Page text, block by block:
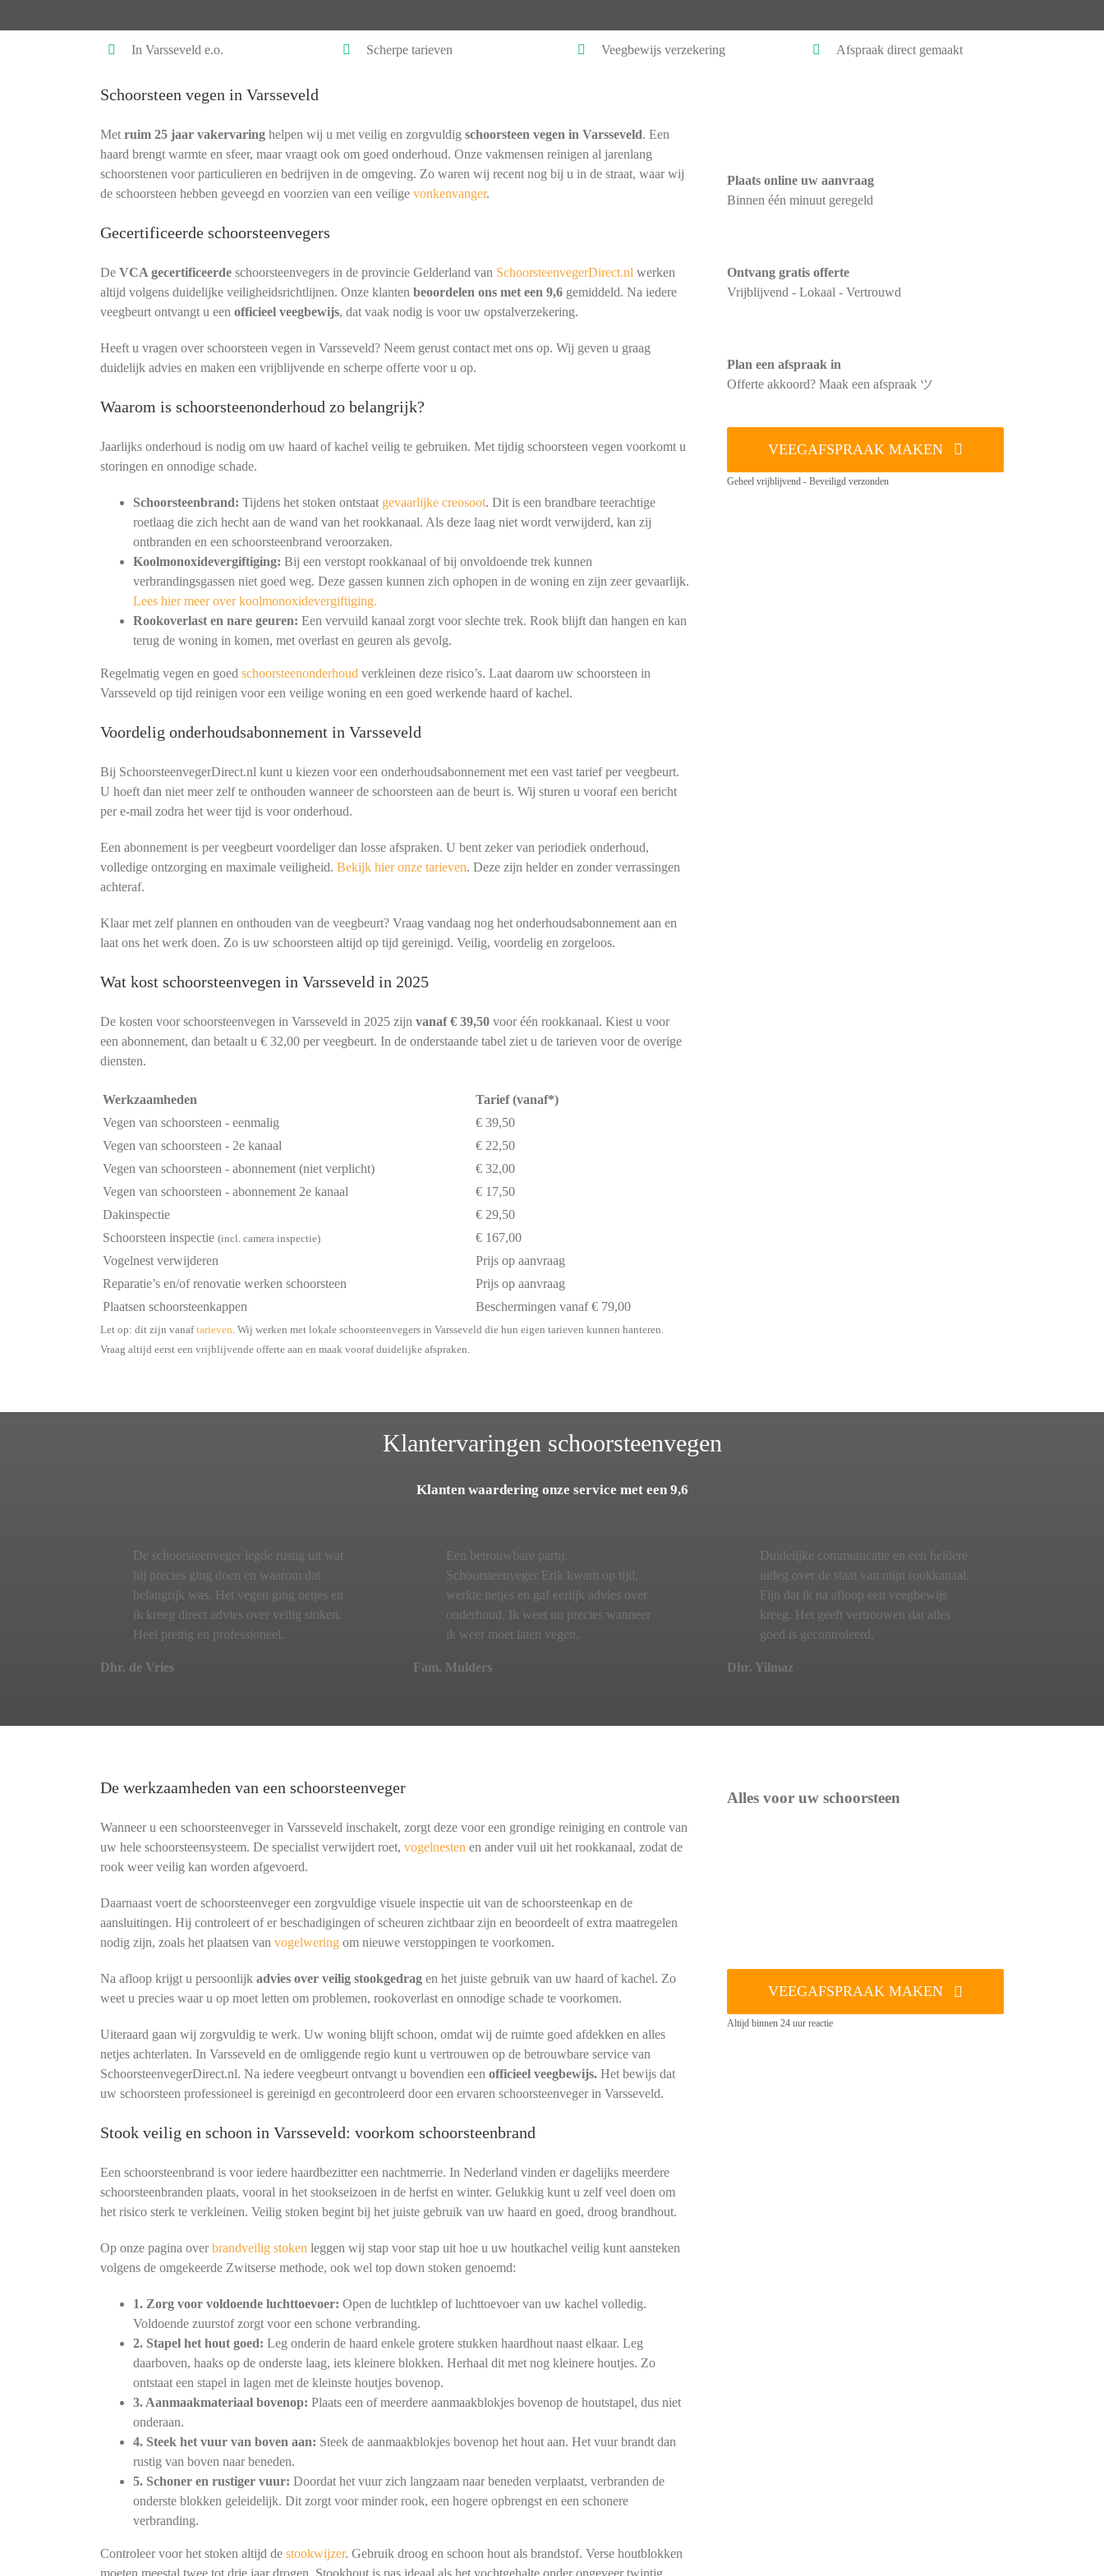
In Varsseveld e.o. Scherpe tarieven Veegbewijs verzekering Afspraak direct gemaakt
Schoorsteen vegen in Varsseveld
Met ruim 25 jaar vakervaringhelpen wij u met veilig en zorgvuldig schoorsteen vegen in Varsseveld. Een
haard brengt warmte en sfeer, maar vraagt ook om goed onderhoud. Onze vakmensen reinigen al jarenlang
schoorstenen voor particulieren en bedrijven in de omgeving. Zo waren wij recent nog bij u in de straat, waar wij
de schoorsteen hebben geveegd en voorzien van een veilige vonkenvanger.
Gecertificeerde schoorsteenvegers
De VCA gecertificeerdeschoorsteenvegers in de provincie Gelderland van SchoorsteenvegerDirect.nl werken
altijd volgens duidelijke veiligheidsrichtlijnen. Onze klanten beoordelen ons met een 9,6gemiddeld. Na iedere
veegbeurt ontvangt u een officieel veegbewijs, dat vaak nodig is voor uw opstalverzekering.
Heeft u vragen over schoorsteen vegen in Varsseveld? Neem gerust contact met ons op. Wij geven u graag
duidelijk advies en maken een vrijblijvende en scherpe offerte voor u op.
Waarom is schoorsteenonderhoud zo belangrijk?
Jaarlijks onderhoud is nodig om uw haard of kachel veilig te gebruiken. Met tijdig schoorsteen vegen voorkomt u
storingen en onnodige schade.
Schoorsteenbrand: Tijdens het stoken ontstaat gevaarlijke creosoot. Dit is een brandbare teerachtige
roetlaag die zich hecht aan de wand van het rookkanaal. Als deze laag niet wordt verwijderd, kan zij
ontbranden en een schoorsteenbrand veroorzaken.
Koolmonoxidevergiftiging: Bij een verstopt rookkanaal of bij onvoldoende trek kunnen
verbrandingsgassen niet goed weg. Deze gassen kunnen zich ophopen in de woning en zijn zeer gevaarlijk.
Lees hier meer over koolmonoxidevergiftiging.
Rookoverlast en nare geuren: Een vervuild kanaal zorgt voor slechte trek. Rook blijft dan hangen en kan
terug de woning in komen, met overlast en geuren als gevolg.
Regelmatig vegen en goed schoorsteenonderhoud verkleinen deze risico’s. Laat daarom uw schoorsteen in
Varsseveld op tijd reinigen voor een veilige woning en een goed werkende haard of kachel.
Voordelig onderhoudsabonnement in Varsseveld
Bij SchoorsteenvegerDirect.nl kunt u kiezen voor een onderhoudsabonnement met een vast tarief per veegbeurt.
U hoeft dan niet meer zelf te onthouden wanneer de schoorsteen aan de beurt is. Wij sturen u vooraf een bericht
per e-mail zodra het weer tijd is voor onderhoud.
Een abonnement is per veegbeurt voordeliger dan losse afspraken. U bent zeker van periodiek onderhoud,
volledige ontzorging en maximale veiligheid. Bekijk hier onze tarieven. Deze zijn helder en zonder verrassingen
achteraf.
Klaar met zelf plannen en onthouden van de veegbeurt? Vraag vandaag nog het onderhoudsabonnement aan en
laat ons het werk doen. Zo is uw schoorsteen altijd op tijd gereinigd. Veilig, voordelig en zorgeloos.
Wat kost schoorsteenvegen in Varsseveld in 2025
De kosten voor schoorsteenvegen in Varsseveld in 2025 zijn vanaf € 39,50voor één rookkanaal. Kiest u voor
een abonnement, dan betaalt u € 32,00 per veegbeurt. In de onderstaande tabel ziet u de tarieven voor de overige
diensten.
Werkzaamheden
Tarief (vanaf*)
Vegen van schoorsteen - eenmalig
€ 39,50
Vegen van schoorsteen - 2e kanaal
€ 22,50
Vegen van schoorsteen - abonnement (niet verplicht)
€ 32,00
Vegen van schoorsteen - abonnement 2e kanaal
€ 17,50
Dakinspectie
€ 29,50
Schoorsteen inspectie (incl. camera inspectie)
€ 167,00
Vogelnest verwijderen
Prijs op aanvraag
Reparatie’s en/of renovatie werken schoorsteen
Prijs op aanvraag
Plaatsen schoorsteenkappen
Beschermingen vanaf € 79,00
Let op: dit zijn vanaftarieven . Wij werken met lokale schoorsteenvegers in Varsseveld die hun eigen tarieven kunnen hanteren.
Vraag altijd eerst een vrijblijvende offerte aan en maak vooraf duidelijke afspraken.
Plaats online uw aanvraag
Binnen één minuut geregeld
Ontvang gratis offerte
Vrijblijvend - Lokaal - Vertrouwd
Plan een afspraak in
Offerte akkoord? Maak een afspraak ツ
VEEGAFSPRAAK MAKEN
Geheel vrijblijvend - Beveiligd verzonden
Klantervaringen schoorsteenvegen
Klanten waardering onze service met een 9,6
De schoorsteenveger legde rustig uit wat
hij precies ging doen en waarom dat
belangrijk was. Het vegen ging netjes en
ik kreeg direct advies over veilig stoken.
Heel prettig en professioneel.
Dhr. de Vries
Een betrouwbare partij.
Schoorsteenveger Erik kwam op tijd,
werkte netjes en gaf eerlijk advies over
onderhoud. Ik weet nu precies wanneer
ik weer moet laten vegen.
Fam. Mulders
Duidelijke communicatie en een heldere
uitleg over de staat van mijn rookkanaal.
Fijn dat ik na afloop een veegbewijs
kreeg. Het geeft vertrouwen dat alles
goed is gecontroleerd.
Dhr. Yilmaz
De werkzaamheden van een schoorsteenveger
Wanneer u een schoorsteenveger in Varsseveld inschakelt, zorgt deze voor een grondige reiniging en controle van
uw hele schoorsteensysteem. De specialist verwijdert roet, vogelnesten en ander vuil uit het rookkanaal, zodat de
rook weer veilig kan worden afgevoerd.
Daarnaast voert de schoorsteenveger een zorgvuldige visuele inspectie uit van de schoorsteenkap en de
aansluitingen. Hij controleert of er beschadigingen of scheuren zichtbaar zijn en beoordeelt of extra maatregelen
nodig zijn, zoals het plaatsen van vogelweringom nieuwe verstoppingen te voorkomen.
Na afloop krijgt u persoonlijk advies over veilig stookgedragen het juiste gebruik van uw haard of kachel. Zo
weet u precies waar u op moet letten om problemen, rookoverlast en onnodige schade te voorkomen.
Uiteraard gaan wij zorgvuldig te werk. Uw woning blijft schoon, omdat wij de ruimte goed afdekken en alles
netjes achterlaten. In Varsseveld en de omliggende regio kunt u vertrouwen op de betrouwbare service van
SchoorsteenvegerDirect.nl. Na iedere veegbeurt ontvangt u bovendien een officieel veegbewijs. Het bewijs dat
uw schoorsteen professioneel is gereinigd en gecontroleerd door een ervaren schoorsteenveger in Varsseveld.
Stook veilig en schoon in Varsseveld: voorkom schoorsteenbrand
Een schoorsteenbrand is voor iedere haardbezitter een nachtmerrie. In Nederland vinden er dagelijks meerdere
schoorsteenbranden plaats, vooral in het stookseizoen in de herfst en winter. Gelukkig kunt u zelf veel doen om
het risico sterk te verkleinen. Veilig stoken begint bij het juiste gebruik van uw haard en goed, droog brandhout.
Op onze pagina overbrandveilig stoken leggen wij stap voor stap uit hoe u uw houtkachel veilig kunt aansteken
volgens de omgekeerde Zwitserse methode, ook wel top down stoken genoemd:
1. Zorg voor voldoende luchttoevoer: Open de luchtklep of luchttoevoer van uw kachel volledig.
Voldoende zuurstof zorgt voor een schone verbranding.
2. Stapel het hout goed: Leg onderin de haard enkele grotere stukken haardhout naast elkaar. Leg
daarboven, haaks op de onderste laag, iets kleinere blokken. Herhaal dit met nog kleinere houtjes. Zo
ontstaat een stapel in lagen met de kleinste houtjes bovenop.
3. Aanmaakmateriaal bovenop: Plaats een of meerdere aanmaakblokjes bovenop de houtstapel, dus niet
onderaan.
4. Steek het vuur van boven aan: Steek de aanmaakblokjes bovenop het hout aan. Het vuur brandt dan
rustig van boven naar beneden.
5. Schoner en rustiger vuur: Doordat het vuur zich langzaam naar beneden verplaatst, verbranden de
onderste blokken geleidelijk. Dit zorgt voor minder rook, een hogere opbrengst en een schonere
verbranding.
Controleer voor het stoken altijd de stookwijzer. Gebruik droog en schoon hout als brandstof. Verse houtblokken
moeten meestal twee tot drie jaar drogen. Stookhout is pas ideaal als het vochtgehalte onder ongeveer twintig
Alles voor uw schoorsteen
VEEGAFSPRAAK MAKEN
Altijd binnen 24 uur reactie